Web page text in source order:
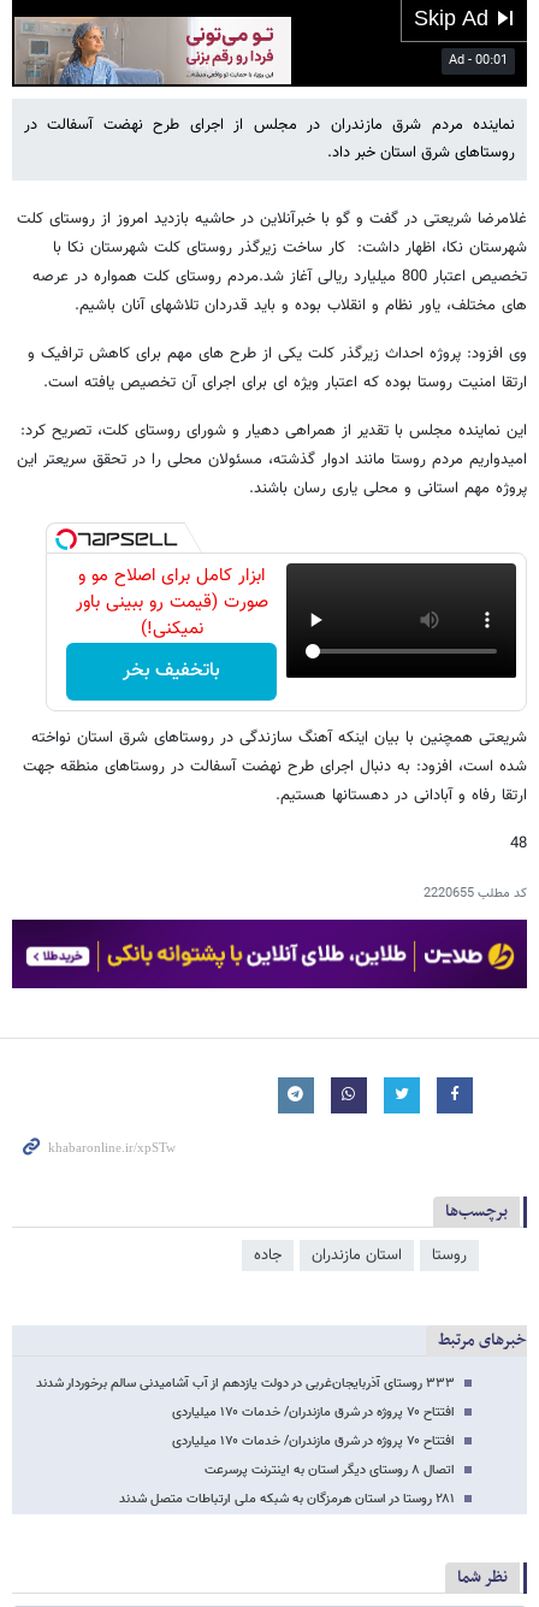
Play
01:29
Mute
Settings
PIP
Enter
نماینده مردم شرق مازندران در مجلس از اجرای طرح نهضت آسفالت در
روستاهای شرق استان خبر داد.
غلامرضا شریعتی در گفت و گو با خبرآنلاین در حاشیه بازدید امروز از روستای کلت
شهرستان نکا، اظهار داشت: کار ساخت زیرگذر روستای کلت شهرستان نکا با
تخصیص اعتبار 800 میلیارد ریالی آغاز شد.مردم روستای کلت همواره در عرصه
های مختلف، یاور نظام و انقلاب بوده و باید قدردان تلاشهای آنان باشیم.
وی افزود: پروژه احداث زیرگذر کلت یکی از طرح های مهم برای کاهش ترافیک و
ارتقا امنیت روستا بوده که اعتبار ویژه ای برای اجرای آن تخصیص یافته است.
این نماینده مجلس با تقدیر از همراهی دهیار و شورای روستای کلت، تصریح کرد:
امیدواریم مردم روستا مانند ادوار گذشته، مسئولان محلی را در تحقق سریعتر این
پروژه مهم استانی و محلی یاری رسان باشند.
ابزار کامل برای اصلاح مو و
صورت (قیمت رو ببینی باور
نمیکنی!)
باتخفیف بخر
شریعتی همچنین با بیان اینکه آهنگ سازندگی در روستاهای شرق استان نواخته
شده است، افزود: به دنبال اجرای طرح نهضت آسفالت در روستاهای منطقه جهت
ارتقا رفاه و آبادانی در دهستانها هستیم.
48
کد مطلب2220655
برچسب‌ها
روستا استان مازندران جاده
خبرهای مرتبط
۳۳۳ روستای آذربایجان‌غربی در دولت یازدهم از آب آشامیدنی سالم برخوردار شدند
افتتاح ۷۰ پروژه در شرق مازندران/ خدمات ۱۷۰ میلیاردی
افتتاح ۷۰ پروژه در شرق مازندران/ خدمات ۱۷۰ میلیاردی
اتصال ۸ روستای دیگر استان به اینترنت پرسرعت
۲۸۱ روستا در استان هرمزگان به شبکه ملی ارتباطات متصل شدند
نظر شما